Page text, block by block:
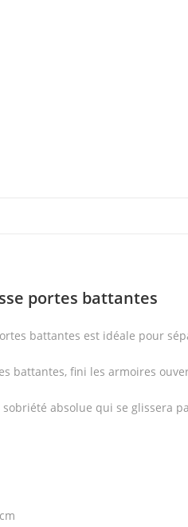
portes battantes
battantes est idéale pour
battantes, fini les armoires
sobriété absolue qui se glissera